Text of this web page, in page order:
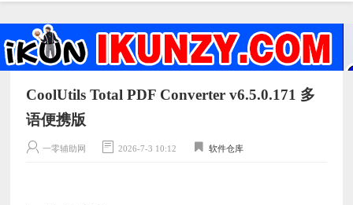
CoolUtils Total PDF Converter v6.5.0.171 多
语便携版
一零辅助网 2026-7-3 10:12 软件仓库